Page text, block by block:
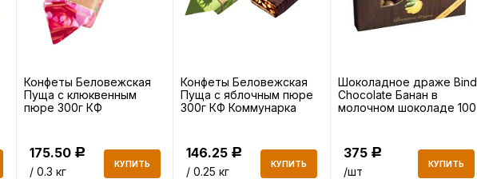
Конфеты Беловежская
Пуща с клюквенным
пюре 300г КФ
175.50 Р
/ 0.3 кг
КУПИТЬ
Конфеты Беловежская
Пуща с яблочным пюре
300г КФ Коммунарка
146.25 Р
/ 0.25 кг
КУПИТЬ
Шоколадное драже Bind
Chocolate Банан в
молочном шоколаде 100
375 Р
/шт
КУПИТЬ